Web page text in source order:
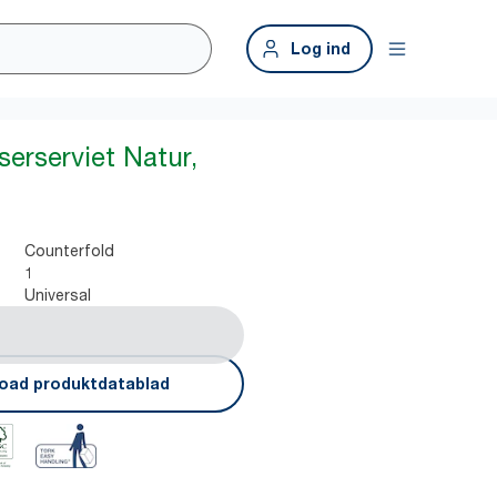
Log ind
Natur,
Counterfold
1
Universal
produktdatablad